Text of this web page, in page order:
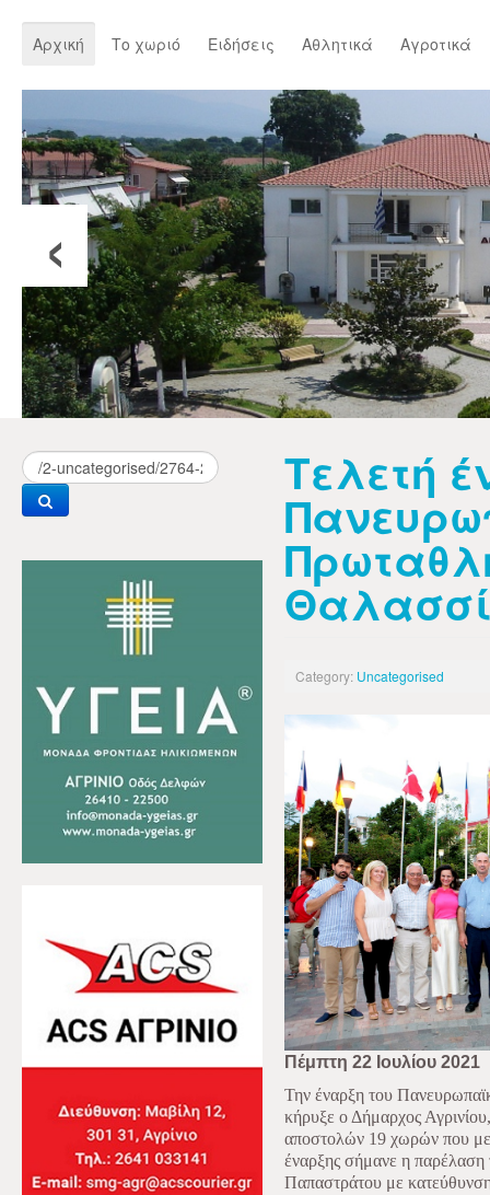
Αρχική Το χωριό Ειδήσεις Αθλητικά Αγροτικά
‹
Τελετή
Category: Uncategorised
Πέμπτη 22 Ιουλίου 2021
Την έναρξη του
κήρυξε ο Δήμαρχος
αποστολών 19 χωρών που
έναρξης σήμανε η παρέλαση
Παπαστράτου με